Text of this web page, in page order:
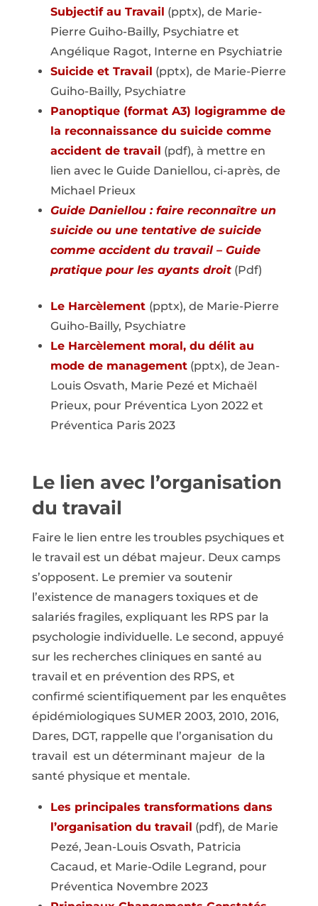
Subjectif au Travail (pptx), de Marie-
Pierre Guiho-Bailly, Psychiatre et
Angélique Ragot, Interne en Psychiatrie
Suicide et Travail (pptx), de Marie-Pierre
Guiho-Bailly, Psychiatre
Panoptique (format A3) logigramme de
la reconnaissance du suicide comme
accident de travail (pdf), à mettre en
lien avec le Guide Daniellou, ci-après, de
Michael Prieux
Guide Daniellou : faire reconnaître un
suicide ou une tentative de suicide
comme accident du travail – Guide
pratique pour les ayants droit(Pdf)
Le Harcèlement (pptx), de Marie-Pierre
Guiho-Bailly, Psychiatre
Le Harcèlement moral, du délit au
mode de management(pptx), de Jean-
Louis Osvath, Marie Pezé et Michaël
Prieux, pour Préventica Lyon 2022 et
Préventica Paris 2023
Le lien avec l’organisation
du travail
Faire le lien entre les troubles psychiques et
le travail est un débat majeur. Deux camps
s’opposent. Le premier va soutenir
l’existence de managers toxiques et de
salariés fragiles, expliquant les RPS par la
psychologie individuelle. Le second, appuyé
sur les recherches cliniques en santé au
travail et en prévention des RPS, et
confirmé scientifiquement par les enquêtes
épidémiologiques SUMER 2003, 2010, 2016,
Dares, DGT, rappelle que l’organisation du
travail est un déterminant majeur de la
santé physique et mentale.
Les principales transformations dans
l’organisation du travail (pdf), de Marie
Pezé, Jean-Louis Osvath, Patricia
Cacaud, et Marie-Odile Legrand, pour
Préventica Novembre 2023